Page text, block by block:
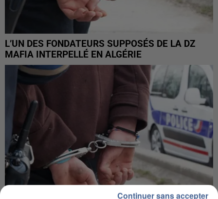
L’UN DES FONDATEURS SUPPOSÉS DE LA DZ
MAFIA INTERPELLÉ EN ALGÉRIE
Continuer sans accepter